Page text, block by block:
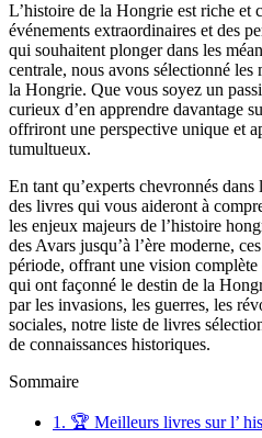
L’histoire de la Hongrie est riche et
événements extraordinaires et des
qui souhaitent plonger dans les
centrale, nous avons sélectionné
la Hongrie. Que vous soyez un
curieux d’en apprendre davantage
offriront une perspective unique et
tumultueux.
En tant qu’experts chevronnés
des livres qui vous aideront à
les enjeux majeurs de l’histoire
des Avars jusqu’à l’ère moderne,
période, offrant une vision complète
qui ont façonné le destin de la
par les invasions, les guerres, les
sociales, notre liste de livres
de connaissances historiques.
Sommaire
1. 🏆 Meilleurs livres sur l’